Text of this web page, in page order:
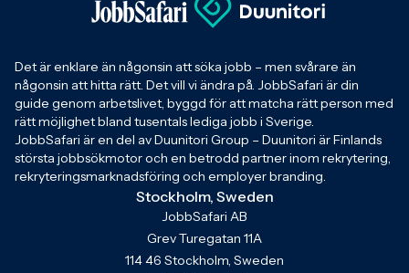
Det är enklare än någonsin att söka jobb – men svårare än
någonsin att hitta rätt. Det vill vi ändra på. JobbSafari är din
guide genom arbetslivet, byggd för att matcha rätt person med
rätt möjlighet bland tusentals lediga jobb i Sverige.
JobbSafari är en del av Duunitori Group – Duunitori är Finlands
största jobbsökmotor och en betrodd partner inom rekrytering,
rekryteringsmarknadsföring och employer branding.
Stockholm, Sweden
JobbSafari AB
Grev Turegatan 11A
114 46 Stockholm, Sweden